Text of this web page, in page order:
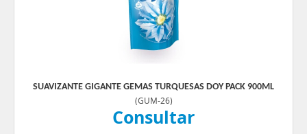
SUAVIZANTE GIGANTE GEMAS TURQUESAS DOY PACK 900ML
(GUM-26)
Consultar